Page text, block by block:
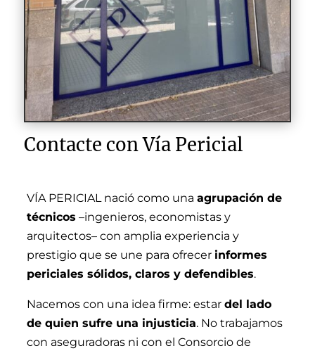
Contacte con Vía Pericial
VÍA PERICIAL nació como una agrupación de
técnicos –ingenieros, economistas y
arquitectos– con amplia experiencia y
prestigio que se une para ofrecer informes
periciales sólidos, claros y defendibles.
Nacemos con una idea firme: estar del lado
de quien sufre una injusticia. No trabajamos
con aseguradoras ni con el Consorcio de